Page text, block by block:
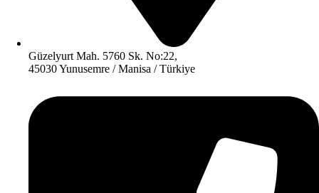
Güzelyurt Mah. 5760 Sk. No:22,
45030 Yunusemre / Manisa / Türkiye